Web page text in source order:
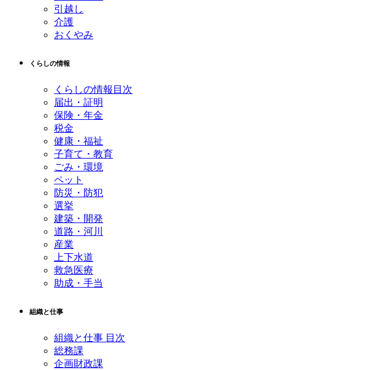
引越し
介護
おくやみ
くらしの情報
くらしの情報目次
届出・証明
保険・年金
税金
健康・福祉
子育て・教育
ごみ・環境
ペット
防災・防犯
選挙
建築・開発
道路・河川
産業
上下水道
救急医療
助成・手当
組織と仕事
組織と仕事 目次
総務課
企画財政課